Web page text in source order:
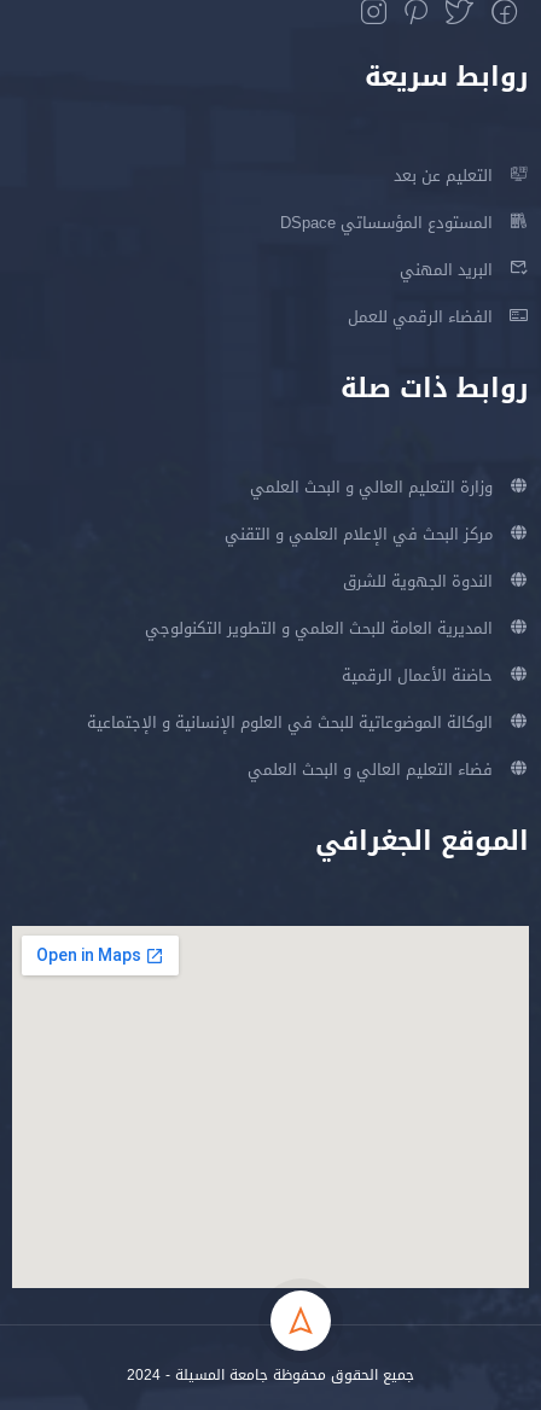
روابط سريعة
التعليم عن بعد
المستودع المؤسساتي DSpace
البريد المهني
الفضاء الرقمي للعمل
روابط ذات صلة
وزارة التعليم العالي و البحث العلمي
مركز البحث في الإعلام العلمي و التقني
الندوة الجهوية للشرق
المديرية العامة للبحث العلمي و التطوير التكنولوجي
حاضنة الأعمال الرقمية
الوكالة الموضوعاتية للبحث في العلوم الإنسانية و الإجتماعية
فضاء التعليم العالي و البحث العلمي
الموقع الجغرافي
جميع الحقوق محفوظة جامعة المسيلة - 2024